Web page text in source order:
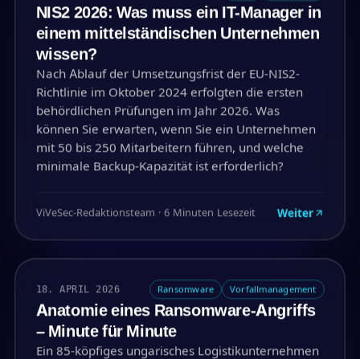
NIS2 2026: Was muss ein IT-Manager in
einem mittelständischen Unternehmen
wissen?
Nach Ablauf der Umsetzungsfrist der EU-NIS2-
Richtlinie im Oktober 2024 erfolgten die ersten
behördlichen Prüfungen im Jahr 2026. Was
können Sie erwarten, wenn Sie ein Unternehmen
mit 50 bis 250 Mitarbeitern führen, und welche
minimale Backup-Kapazität ist erforderlich?
ViVeSec-Redaktionsteam · 6 Minuten Lesezeit Weiter
18. APRIL 2026 Ransomware Vorfallmanagement
Anatomie eines Ransomware-Angriffs
– Minute für Minute
Ein 85-köpfiges ungarisches Logistikunternehmen